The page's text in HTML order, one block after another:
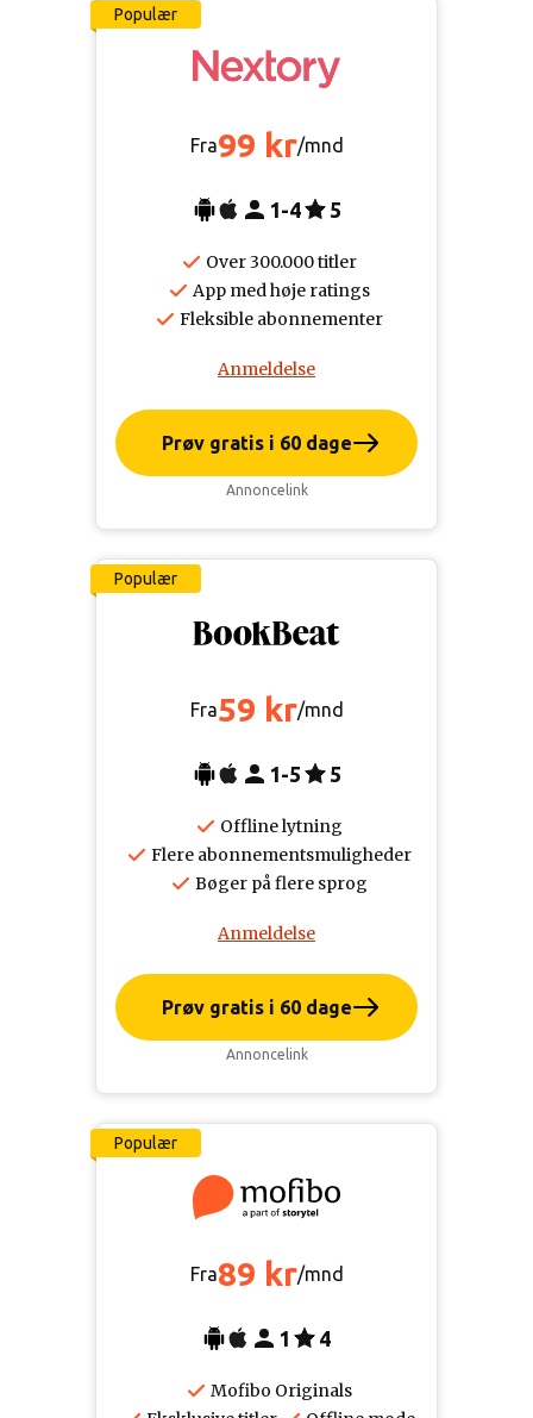
Populær
Fra99 kr/mnd
1-4 5
Over 300.000 titler
App med høje ratings
Fleksible abonnementer
Anmeldelse
Prøv gratis i 60 dage
Annoncelink
Populær
Fra59 kr/mnd
1-5 5
Offline lytning
Flere abonnementsmuligheder
Bøger på flere sprog
Anmeldelse
Prøv gratis i 60 dage
Annoncelink
Populær
Fra89 kr/mnd
1 4
Mofibo Originals